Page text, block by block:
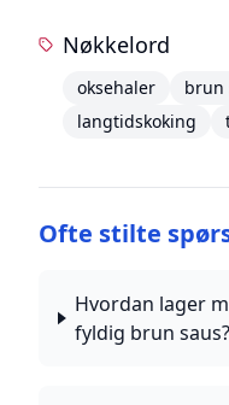
Nøkkelord
oksehaler brun
langtidskoking
Ofte stilte
Hvordan lager
fyldig brun saus?